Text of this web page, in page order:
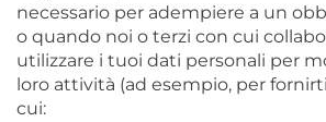
necessario per adempiere a un
o quando noi o terzi con cui
utilizzare i tuoi dati personali per
loro attività (ad esempio, per
cui: